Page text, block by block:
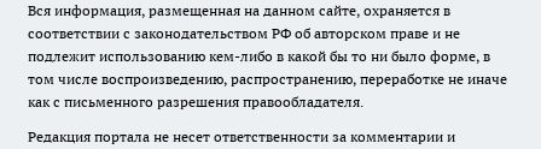
Вся информация, размещенная на данном сайте, охраняется в
соответствии с законодательством РФ об авторском праве и не
подлежит использованию кем-либо в какой бы то ни было форме, в
том числе воспроизведению, распространению, переработке не иначе
как с письменного разрешения правообладателя.
Редакция портала не несет ответственности за комментарии и